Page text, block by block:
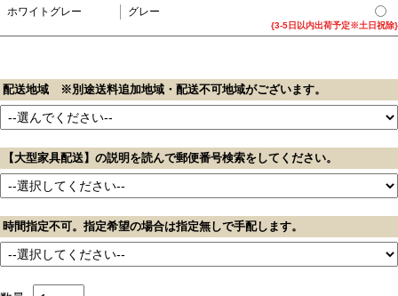
ホワイトグレー グレー
{3-5日以内出荷予定※土日祝除}
配送地域 ※別途送料追加地域・配送不可地域がございます。
【大型家具配送】の説明を読んで郵便番号検索をしてください。
時間指定不可。指定希望の場合は指定無しで手配します。